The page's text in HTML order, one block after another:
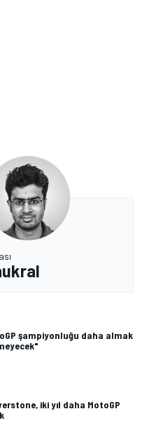
şampiyonluğu daha almak
iki yıl daha MotoGP